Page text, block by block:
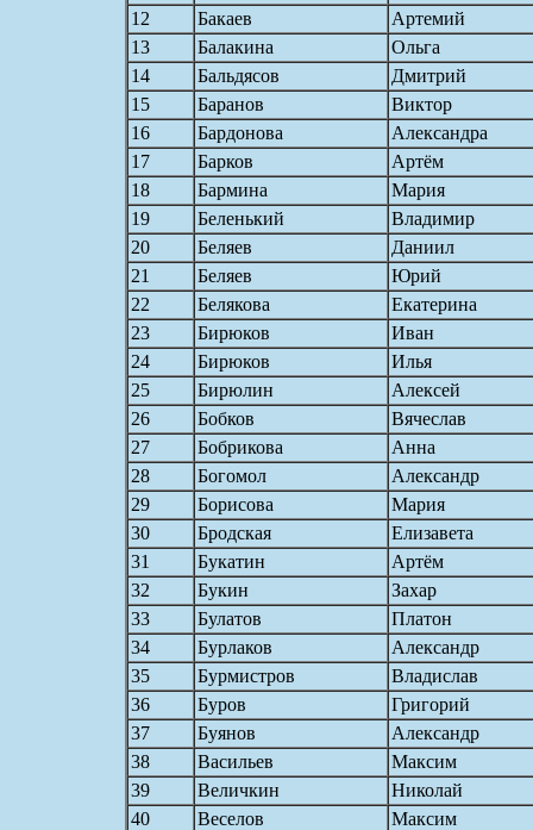
12 Бакаев
Артемий
13
Балакина
Ольга
14
Бальдясов
Дмитрий
15
Баранов
Виктор
16
Бардонова
Александра
17
Барков
Артём
18
Бармина
Мария
19
Беленький
Владимир
20
Беляев
Даниил
21
Беляев
Юрий
22
Белякова
Екатерина
23
Бирюков
Иван
24
Бирюков
Илья
25
Бирюлин
Алексей
26
Бобков
Вячеслав
27
Бобрикова
Анна
28
Богомол
Александр
29
Борисова
Мария
30
Бродская
Елизавета
31
Букатин
Артём
32
Букин
Захар
33
Булатов
Платон
34
Бурлаков
Александр
35
Бурмистров
Владислав
36
Буров
Григорий
37
Буянов
Александр
38
Васильев
Максим
39
Величкин
Николай
40
Веселов
Максим